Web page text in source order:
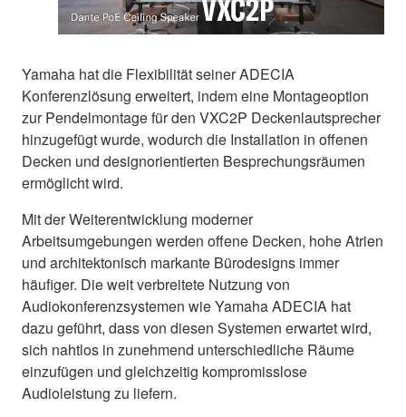
Yamaha hat die Flexibilität seiner ADECIA
Konferenzlösung erweitert, indem eine Montageoption
zur Pendelmontage für den VXC2P Deckenlautsprecher
hinzugefügt wurde, wodurch die Installation in offenen
Decken und designorientierten Besprechungsräumen
ermöglicht wird.
Mit der Weiterentwicklung moderner
Arbeitsumgebungen werden offene Decken, hohe Atrien
und architektonisch markante Bürodesigns immer
häufiger. Die weit verbreitete Nutzung von
Audiokonferenzsystemen wie Yamaha ADECIA hat
dazu geführt, dass von diesen Systemen erwartet wird,
sich nahtlos in zunehmend unterschiedliche Räume
einzufügen und gleichzeitig kompromisslose
Audioleistung zu liefern.